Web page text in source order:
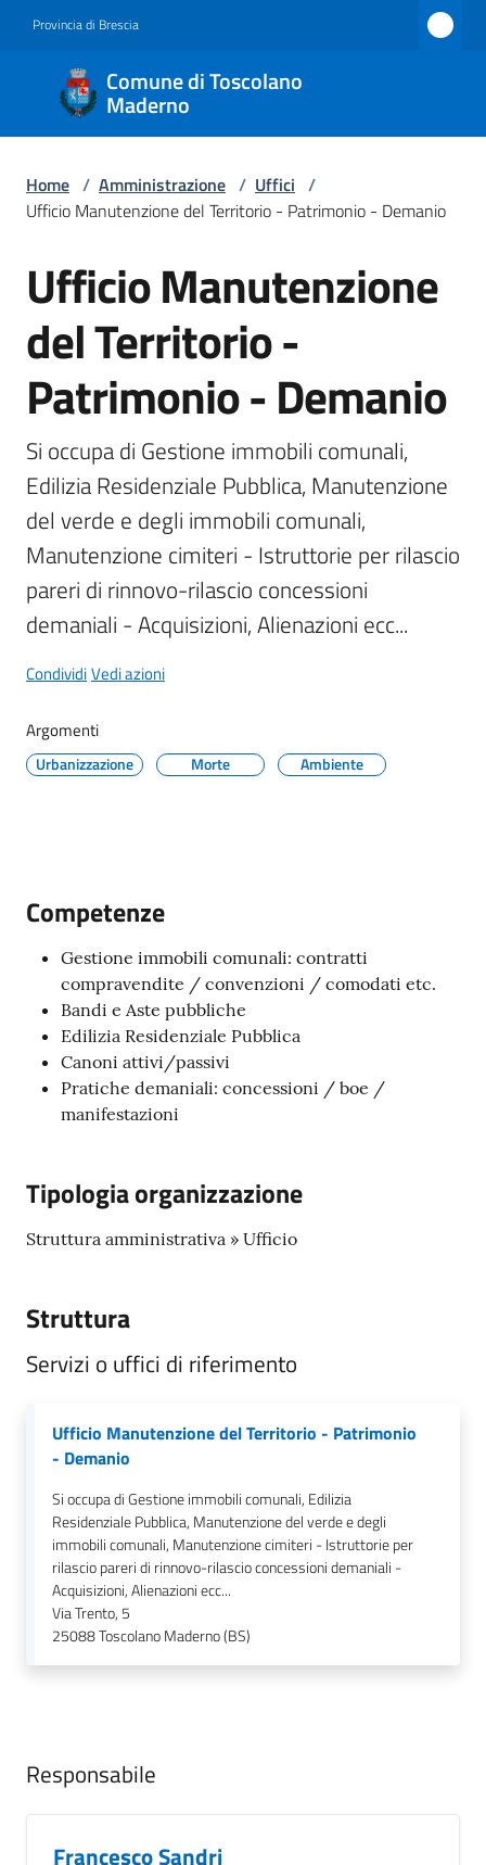
Provincia di Brescia
Comune di Toscolano
Maderno
Comune
di
Toscolano
Maderno
Amministrazione
Menu selezionato
Novità
Servizi
Vivere
Toscolano
Maderno
P
r
a
l
l
c
o
l
t
c
Tutti
argomenti...
Seguici
Home / Amministrazione / Uffici /
Ufficio Manutenzione del Territorio - Patrimonio - Demanio
Salta al contenuto
Ufficio Manutenzione
del Territorio -
Patrimonio - Demanio
Si occupa di Gestione immobili comunali,
Edilizia Residenziale Pubblica, Manutenzione
del verde e degli immobili comunali,
Manutenzione cimiteri - Istruttorie per rilascio
pareri di rinnovo-rilascio concessioni
demaniali - Acquisizioni, Alienazioni ecc...
CondividiVedi azioni
Argomenti
Urbanizzazione Morte Ambiente
Competenze
Gestione immobili comunali: contratti
compravendite / convenzioni / comodati etc.
Bandi e Aste pubbliche
Edilizia Residenziale Pubblica
Canoni attivi/passivi
Pratiche demaniali: concessioni / boe /
manifestazioni
Tipologia organizzazione
Struttura amministrativa » Ufficio
Struttura
Servizi o uffici di riferimento
Ufficio Manutenzione del Territorio - Patrimonio
- Demanio
Si occupa di Gestione immobili comunali, Edilizia
Residenziale Pubblica, Manutenzione del verde e degli
immobili comunali, Manutenzione cimiteri - Istruttorie per
rilascio pareri di rinnovo-rilascio concessioni demaniali -
Acquisizioni, Alienazioni ecc...
Via Trento, 5
25088Toscolano Maderno (BS)
Responsabile
Francesco Sandri